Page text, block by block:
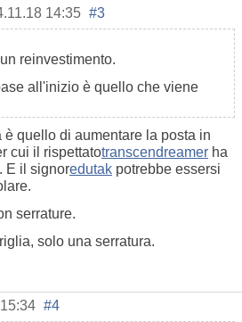
14:35 #3
reinvestimento.
all'inizio è quello che viene
è quello di aumentare la posta in
cui il rispettatotranscendreamer ha
E il signoredutak potrebbe essersi
serrature.
solo una serratura.
#4